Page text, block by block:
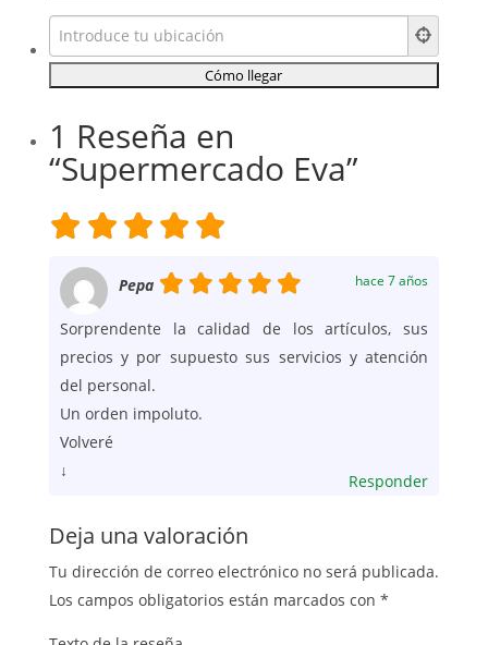
1 Reseña en
“Supermercado Eva”
Pepa hace 7 años
Sorprendente la calidad de los artículos, sus
precios y por supuesto sus servicios y atención
del personal.
Un orden impoluto.
Volveré
Responder
↓
Deja una valoración
Tu dirección de correo electrónico no será publicada.
Los campos obligatorios están marcados con *